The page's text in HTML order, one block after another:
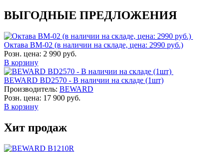
ВЫГОДНЫЕ ПРЕДЛОЖЕНИЯ
Октава ВМ-02 (в наличии на складе, цена: 2990 руб.)
Розн. цена: 2 990 руб.
В корзину
BEWARD BD2570 - В наличии на складе (1шт)
Производитель: BEWARD
Розн. цена: 17 900 руб.
В корзину
Хит продаж